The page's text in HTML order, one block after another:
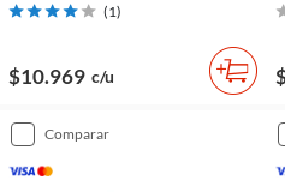
(1)
$10.969 c/u
comparar